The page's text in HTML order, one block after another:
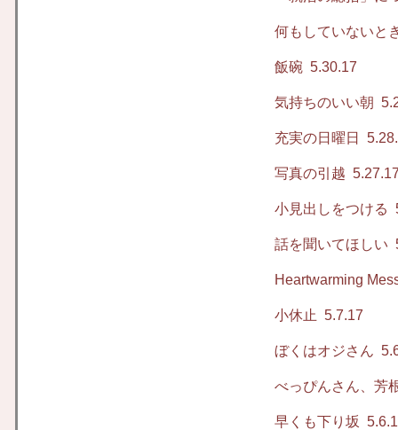
何もしていないと
飯碗 5.30.17
気持ちのいい朝
充実の日曜日
写真の引越
小見出しをつける
話を聞いてほしい
Heartwarming
小休止 5.7.17
ぼくはオジさん
べっぴんさん、芳
早くも下り坂